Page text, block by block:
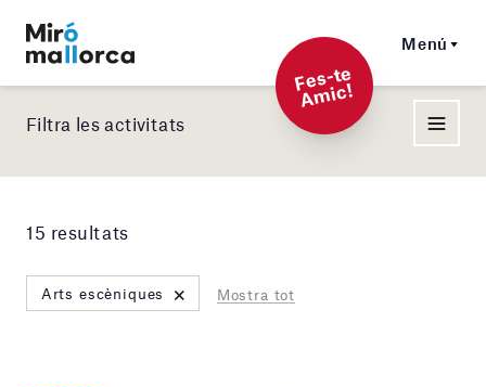
Menú
F
es-t
e
A
mi
c!
Filtra les activitats
15 resultats
Arts escèniques × Mostra tot